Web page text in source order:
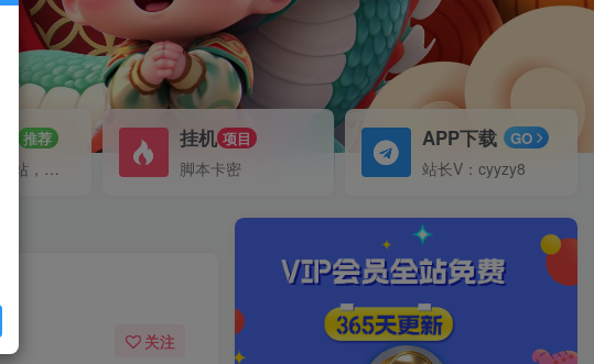
推荐
搭建同款网站，自己当老板
挂机 项目
脚本卡密
APP下载 GO
站长V：cyyzy8
关注